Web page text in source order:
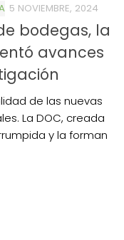
5 NOVIEMBRE, 2024
bodegas, la
avances
de las nuevas
La DOC, creada
y la forman